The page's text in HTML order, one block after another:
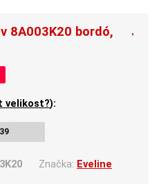
8A003K20 bordó,
velikost?):
39
Značka: Eveline